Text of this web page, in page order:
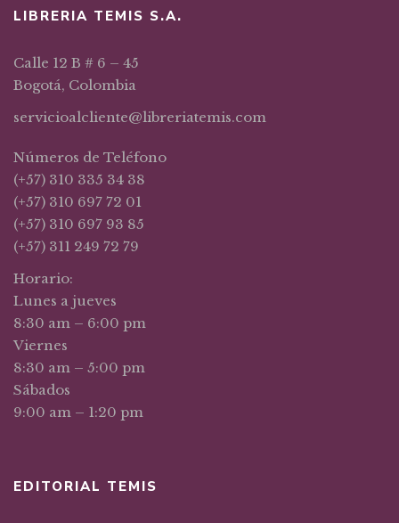
LIBRERIA TEMIS S.A.
Calle 12 B # 6 – 45
Bogotá, Colombia
servicioalcliente@libreriatemis.com
Números de Teléfono
(+57) 310 335 34 38
(+57) 310 697 72 01
(+57) 310 697 93 85
(+57) 311 249 72 79
Horario:
Lunes a jueves
8:30 am – 6:00 pm
Viernes
8:30 am – 5:00 pm
Sábados
9:00 am – 1:20 pm
EDITORIAL TEMIS